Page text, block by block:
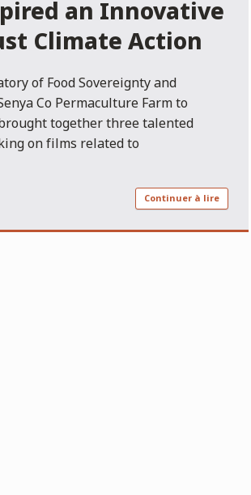
an Innovative
Climate Action
of Food Sovereignty and
Co Permaculture Farm to
together three talented
on films related to
Continuer à lire